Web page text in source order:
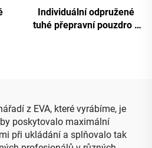
Individuální odpružené
tuhé přepravní pouzdro z
z EVA, které vyrábíme, je
poskytovalo maximální
při ukládání a splňovalo tak